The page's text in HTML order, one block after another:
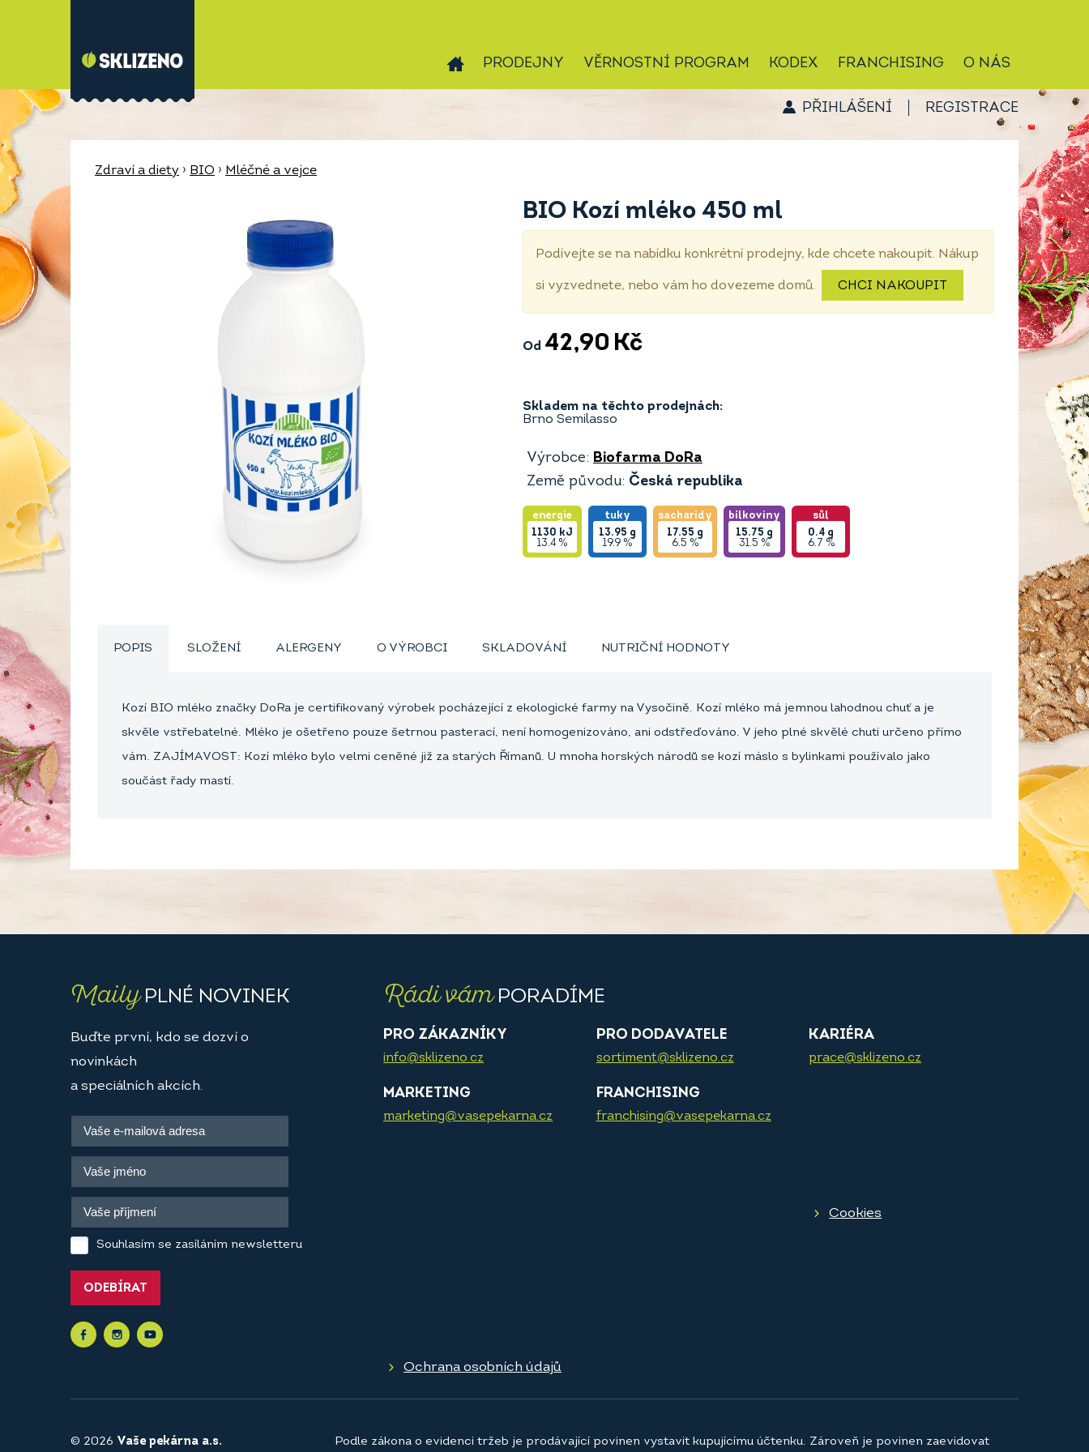
PRODEJNY VĚRNOSTNÍ PROGRAM KODEX FRANCHISING O NÁS
PŘIHLÁŠENÍ REGISTRACE
Zdraví a diety › BIO › Mléčné a vejce
BIO Kozí mléko 450 ml
Podívejte se na nabídku konkrétní prodejny, kde chcete nakoupit. Nákup
si vyzvednete, nebo vám ho dovezeme domů. CHCI NAKOUPIT
Od 42,90 Kč
Skladem na těchto prodejnách:
Brno Semilasso
Výrobce: Biofarma DoRa
Země původu: Česká republika
energie
1130 kJ
13.4 %
tuky
13.95 g
19.9 %
sacharidy
17.55 g
6.5 %
bílkoviny
15.75 g
31.5 %
sůl
0.4 g
6.7 %
POPIS SLOŽENÍ ALERGENY O VÝROBCI SKLADOVÁNÍ NUTRIČNÍ HODNOTY
Kozí BIO mléko značky DoRa je certifikovaný výrobek pocházející z ekologické farmy na Vysočině. Kozí mléko má jemnou lahodnou chuť a je
skvěle vstřebatelné. Mléko je ošetřeno pouze šetrnou pasterací, není homogenizováno, ani odstřeďováno. V jeho plné skvělé chuti určeno přímo
vám. ZAJÍMAVOST: Kozí mléko bylo velmi ceněné již za starých Římanů. U mnoha horských národů se kozí máslo s bylinkami používalo jako
součást řady mastí.
MailyPLNÉ NOVINEK
Buďte první, kdo se dozví o
novinkách
a speciálních akcích.
Souhlasím se zasíláním newsletteru
ODEBÍRAT
Rádi vámPORADÍME
PRO ZÁKAZNÍKY
info@sklizeno.cz
PRO DODAVATELE
sortiment@sklizeno.cz
KARIÉRA
prace@sklizeno.cz
MARKETING
marketing@vasepekarna.cz
FRANCHISING
franchising@vasepekarna.cz
Cookies
Ochrana osobních údajů
© 2026 Vaše pekárna a.s. Podle zákona o evidenci tržeb je prodávající povinen vystavit kupujícímu účtenku. Zároveň je povinen zaevidovat